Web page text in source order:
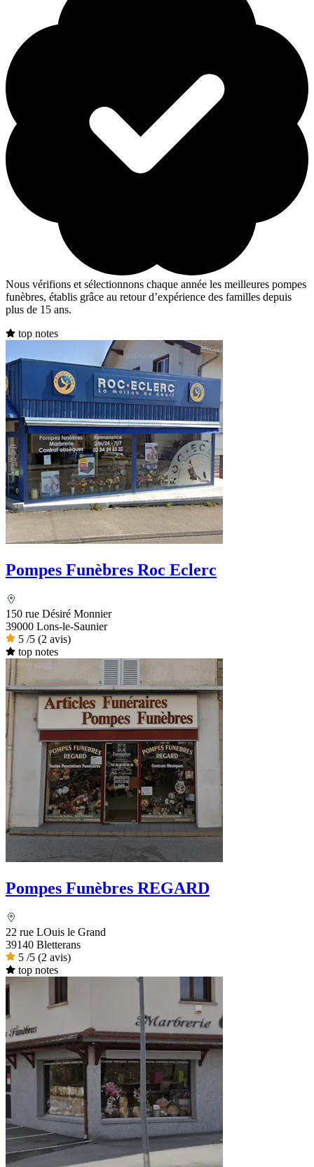
Nous vérifions et sélectionnons chaque année les meilleures pompes
funèbres, établis grâce au retour d’expérience des familles depuis
plus de 15 ans.
top notes
Pompes Funèbres Roc Eclerc
150 rue Désiré Monnier
39000 Lons-le-Saunier
5 /5 (2 avis)
top notes
Pompes Funèbres REGARD
22 rue LOuis le Grand
39140 Bletterans
5 /5 (2 avis)
top notes